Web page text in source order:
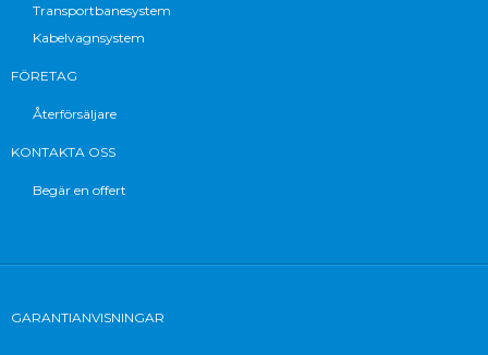
Transportbanesystem
Kabelvagnsystem
FÖRETAG
Återförsäljare
KONTAKTA OSS
Begär en offert
GARANTIANVISNINGAR